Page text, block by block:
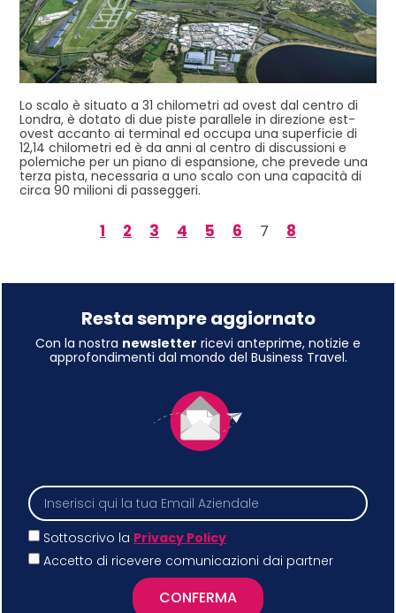
Lo scalo è situato a 31 chilometri ad ovest dal centro di
Londra, è dotato di due piste parallele in direzione est-
ovest accanto ai terminal ed occupa una superficie di
12,14 chilometri ed è da anni al centro di discussioni e
polemiche per un piano di espansione, che prevede una
terza pista, necessaria a uno scalo con una capacità di
circa 90 milioni di passeggeri.
1 2 3 4 5 6 7 8
Resta sempre aggiornato
Con la nostra newsletter ricevi anteprime, notizie e
approfondimenti dal mondo del Business Travel.
Sottoscrivo la Privacy Policy
Accetto di ricevere comunicazioni dai partner
CONFERMA